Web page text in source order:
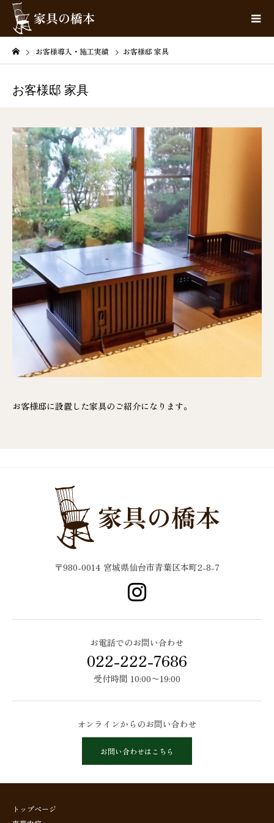
お客様導入・施工実績 お客様邸 家具
お客様邸 家具
お客様邸に設置した家具のご紹介になります。
〒980-0014 宮城県仙台市青葉区本町2-8-7
お電話でのお問い合わせ
022-222-7686
受付時間 10:00〜19:00
オンラインからのお問い合わせ
お問い合わせはこちら
トップページ